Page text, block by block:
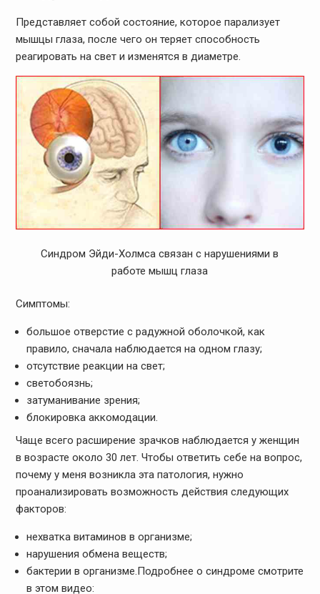
Представляет собой состояние, которое парализует
мышцы глаза, после чего он теряет способность
реагировать на свет и изменятся в диаметре.
Синдром Эйди-Холмса связан с нарушениями в
работе мышц глаза
Симптомы:
большое отверстие с радужной оболочкой, как
правило, сначала наблюдается на одном глазу;
отсутствие реакции на свет;
светобоязнь;
затуманивание зрения;
блокировка аккомодации.
Чаще всего расширение зрачков наблюдается у женщин
в возрасте около 30 лет. Чтобы ответить себе на вопрос,
почему у меня возникла эта патология, нужно
проанализировать возможность действия следующих
факторов:
нехватка витаминов в организме;
нарушения обмена веществ;
бактерии в организме.Подробнее о синдроме смотрите
в этом видео: